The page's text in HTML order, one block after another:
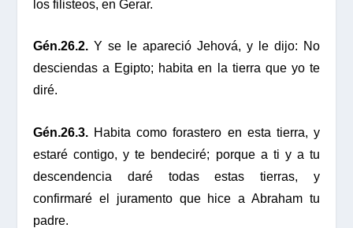
los filisteos, en Gerar.
Gén.26.2. Y se le apareció Jehová, y le dijo: No
desciendas a Egipto; habita en la tierra que yo te
diré.
Gén.26.3. Habita como forastero en esta tierra, y
estaré contigo, y te bendeciré; porque a ti y a tu
descendencia daré todas estas tierras, y
confirmaré el juramento que hice a Abraham tu
padre.